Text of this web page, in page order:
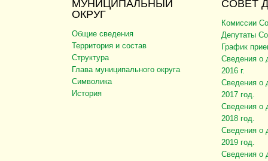
МУНИЦИПАЛЬНЫЙ
ОКРУГ
Общие сведения
Территория и состав
Структура
Глава муниципального округа
Символика
История
СОВЕТ
Комиссии
Депутаты
График
Сведения о
2016 г.
Сведения о
2017 год.
Сведения о
2018 год.
Сведения о
2019 год.
Сведения о